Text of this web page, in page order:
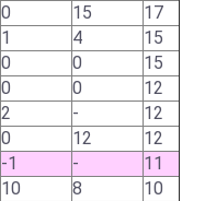
0 15
17
1 4
15
0 0
15
0 0
12
2 -
12
0 12
12
-1 -
11
10 8
10